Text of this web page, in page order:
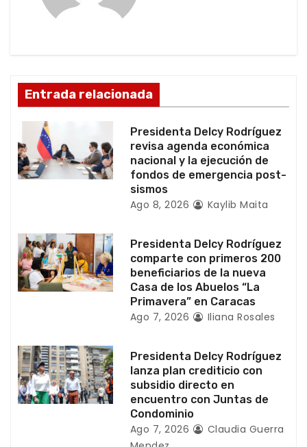
n
d
e
e
t
r
a
a
s
Entrada relacionada
Presidenta Delcy Rodríguez
revisa agenda económica
nacional y la ejecución de
fondos de emergencia post-
sismos
Ago 8, 2026 Kaylib Maita
Presidenta Delcy Rodríguez
comparte con primeros 200
beneficiarios de la nueva
Casa de los Abuelos “La
Primavera” en Caracas
Ago 7, 2026 Iliana Rosales
Presidenta Delcy Rodríguez
lanza plan crediticio con
subsidio directo en
encuentro con Juntas de
Condominio
Ago 7, 2026
Claudia Guerra